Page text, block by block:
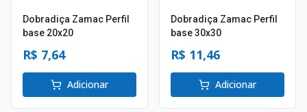
Dobradiça Zamac Perfil
base 20x20
R$ 7,64
Adicionar
Dobradiça Zamac Perfil
base 30x30
R$ 11,46
Adicionar